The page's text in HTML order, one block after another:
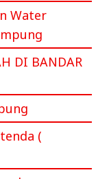
Water
DI BANDAR
(